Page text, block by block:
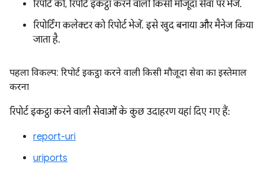
रिपोर्ट को, रिपोर्ट इकट्ठा करने वाली किसी मौजूदा सेवा पर भेजें.
रिपोर्टिंग कलेक्टर को रिपोर्ट भेजें. इसे खुद बनाया और मैनेज किया
जाता है.
पहला विकल्प: रिपोर्ट इकट्ठा करने वाली किसी मौजूदा सेवा का इस्तेमाल
करना
रिपोर्ट इकट्ठा करने वाली सेवाओं के कुछ उदाहरण यहां दिए गए हैं:
report-uri
uriports